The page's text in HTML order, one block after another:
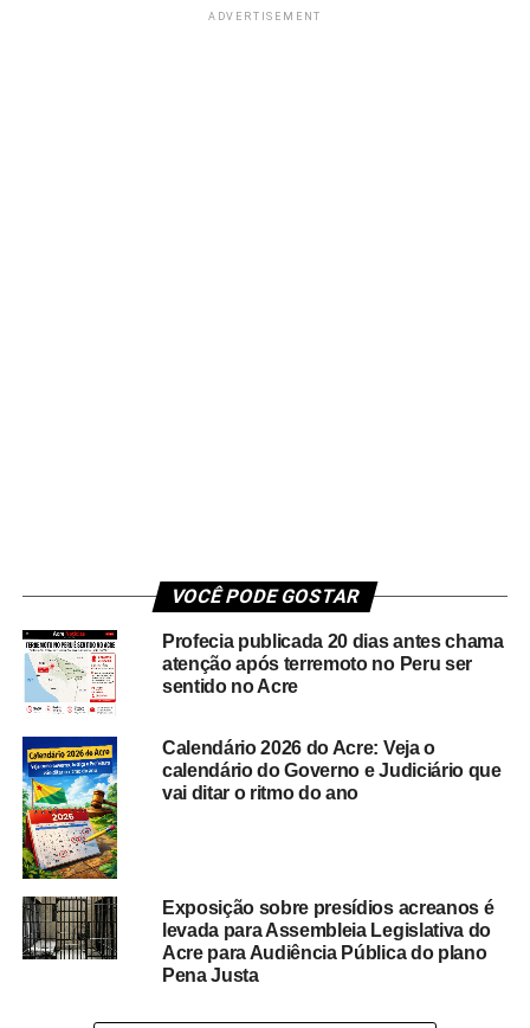
ADVERTISEMENT
VOCÊ PODE GOSTAR
Profecia publicada 20 dias antes chama
atenção após terremoto no Peru ser
sentido no Acre
Calendário 2026 do Acre: Veja o
calendário do Governo e Judiciário que
vai ditar o ritmo do ano
Exposição sobre presídios acreanos é
levada para Assembleia Legislativa do
Acre para Audiência Pública do plano
Pena Justa